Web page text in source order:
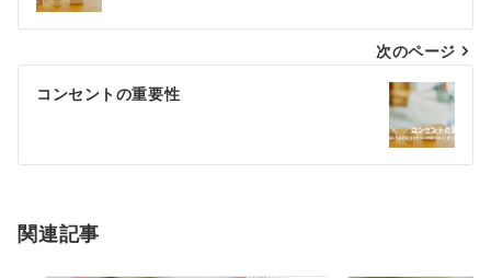
ナ
ビ
ゲ
シ
ン
次のページ
コンセントの重要性
関連記事